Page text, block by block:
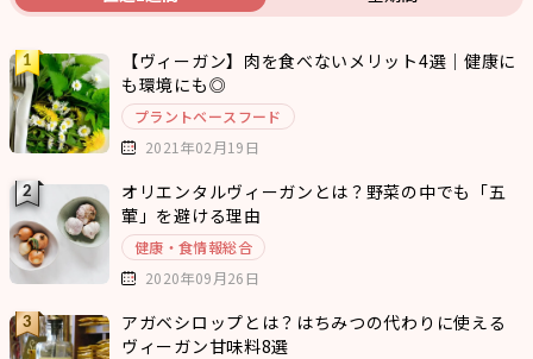
【ヴィーガン】肉を食べないメリット4選｜健康に
も環境にも◎
プラントベースフード
2021年02月19日
オリエンタルヴィーガンとは？野菜の中でも「五
葷」を避ける理由
健康・食情報総合
2020年09月26日
アガベシロップとは？はちみつの代わりに使える
ヴィーガン甘味料8選